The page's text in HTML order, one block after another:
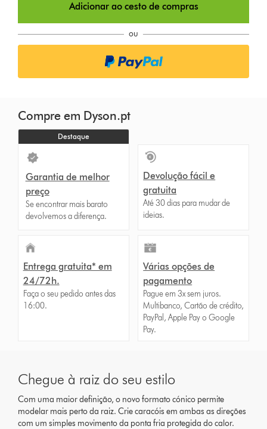
o
s
Adicionar ao cesto de compras
ou
Compre em Dyson.pt
Destaque
Garantia de melhor
preço
Se encontrar mais barato
devolvemos a diferença.
Devolução fácil e
gratuita
Até 30 dias para mudar de
ideias.
Entrega gratuita* em
24/72h.
Faça o seu pedido antes das
16:00.
Várias opções de
pagamento
Pague em 3x sem juros.
Multibanco, Cartão de crédito,
PayPal, Apple Pay o Google
Pay.
Chegue à raiz do seu estilo
Com uma maior definição, o novo formato cónico permite
modelar mais perto da raiz. Crie caracóis em ambas as direções
com um simples movimento da ponta fria protegida do calor.